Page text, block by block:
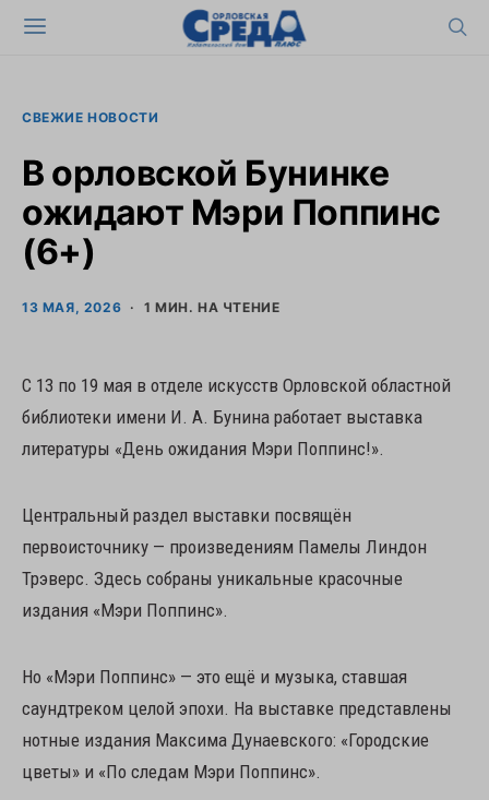
СВЕЖИЕ НОВОСТИ
В орловской Бунинке
ожидают Мэри Поппинс
(6+)
13 МАЯ, 2026 1 МИН. НА ЧТЕНИЕ
С 13 по 19 мая в отделе искусств Орловской областной
библиотеки имени И. А. Бунина работает выставка
литературы «День ожидания Мэри Поппинс!».
Центральный раздел выставки посвящён
первоисточнику — произведениям Памелы Линдон
Трэверс. Здесь собраны уникальные красочные
издания «Мэри Поппинс».
Но «Мэри Поппинс» — это ещё и музыка, ставшая
саундтреком целой эпохи. На выставке представлены
нотные издания Максима Дунаевского: «Городские
цветы» и «По следам Мэри Поппинс».